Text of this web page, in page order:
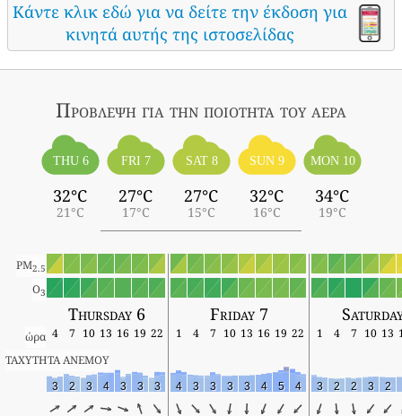
Κάντε κλικ εδώ για να δείτε την έκδοση για
κινητά αυτής της ιστοσελίδας
Πρόβλεψη για την ποιότητα του αέρα
THU 6
32°C
21°C
FRI 7
27°C
17°C
SAT 8
27°C
15°C
SUN 9
32°C
16°C
MON 10
34°C
19°C
PM2.5
O3
Thursday 6 Friday 7
ώρα 4 7 10 13 16 19 22 1 4 7 10 13 16 19 22 1 4 7 10 13
ΤΑΧΥΤΗΤΑ ΑΝΕΜΟΥ
3 2 3 4 3 3 3 4 3 3 3 3 4 5 4 3 2 2 3 2